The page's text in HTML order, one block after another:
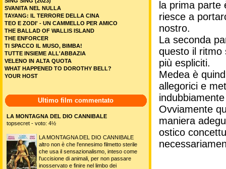
la prima parte
riesce a
nostro.
La seconda
questo il ritmo
più espliciti.
Medea è
allegorici e
Ovviamente
maniera
ostico
SVANITA NEL NULLA
TAYANG: IL TERRORE DELLA CINA
TEO E ZODI' - UN CAMMELLO PER AMICO
THE BALLAD OF WALLIS ISLAND
THE ENFORCER
TI SPACCO IL MUSO, BIMBA!
TUTTE INSIEME ALL'ABBAZIA
VELENO IN ALTA QUOTA
WHAT HAPPENED TO DOROTHY BELL?
YOUR HOST
Ultimo film commentato
LA MONTAGNA DEL DIO CANNIBALE
topsecret - voto: 4½
LA MONTAGNA DEL DIO CANNIBALE
altro non è che l'ennesimo filmetto sterile
che usa il sensazionalismo, inteso come
l'uccisione di animali, per non passare
inosservato e finire nel limbo dei